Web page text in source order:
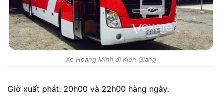
Xe Hoàng Minh đi Kiên Giang
Giờ xuất phát: 20h00 và 22h00 hàng ngày.